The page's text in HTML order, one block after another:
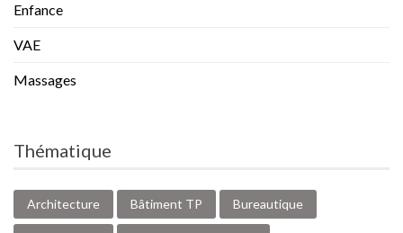
Enfance
VAE
Massages
Thématique
Architecture Bâtiment TP Bureautique